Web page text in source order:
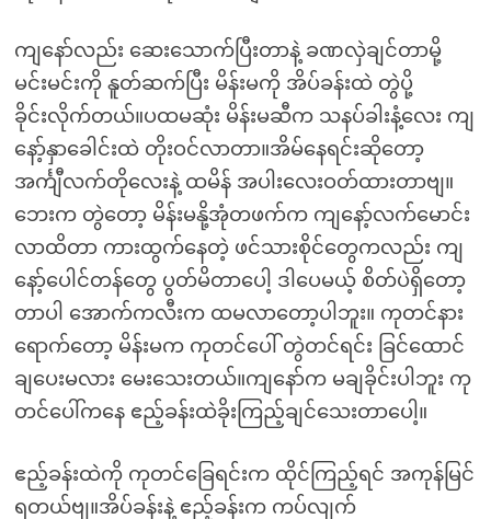
ကျနော်လည်း ဆေးသောက်ပြီးတာနဲ့ ခဏလှဲချင်တာမို့
မင်းမင်းကို နူတ်ဆက်ပြီး မိန်းမကို အိပ်ခန်းထဲ တွဲပို့
ခိုင်းလိုက်တယ်။ပထမဆုံး မိန်းမဆီက သနပ်ခါးနံ့လေး ကျ
နော့်နှာခေါင်းထဲ တိုးဝင်လာတာ။အိမ်နေရင်းဆိုတော့
အင်္ကျီလက်တိုလေးနဲ့ ထမိန် အပါးလေးဝတ်ထားတာဗျ။
ဘေးက တွဲတော့ မိန်းမနို့အုံတဖက်က ကျနော့်လက်မောင်း
လာထိတာ ကားထွက်နေတဲ့ ဖင်သားစိုင်တွေကလည်း ကျ
နော့်ပေါင်တန်တွေ ပွတ်မိတာပေါ့ ဒါပေမယ့် စိတ်ပဲရှိတော့
တာပါ အောက်ကလီးက ထမလာတော့ပါဘူး။ ကုတင်နား
ရောက်တော့ မိန်းမက ကုတင်ပေါ် တွဲတင်ရင်း ခြင်ထောင်
ချပေးမလား မေးသေးတယ်။ကျနော်က မချခိုင်းပါဘူး ကု
တင်ပေါ်ကနေ ဧည့်ခန်းထဲခိုးကြည့်ချင်သေးတာပေါ့။
ဧည့်ခန်းထဲကို ကုတင်ခြေရင်းက ထိုင်ကြည့်ရင် အကုန်မြင်
ရတယ်ဗျ။အိပ်ခန်းနဲ့ ဧည့်ခန်းက ကပ်လျက်